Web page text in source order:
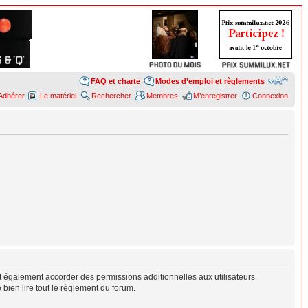
Modes d’emploi et règlements
FAQ et charte
Connexion
M’enregistrer
Membres
Rechercher
Le matériel
accorder des permissions additionnelles aux utilisateurs
lire tout le règlement du forum.